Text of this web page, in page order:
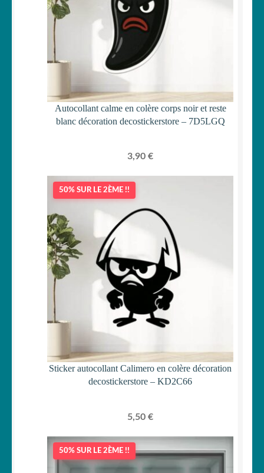
Autocollant calme en colère corps noir et reste
blanc décoration decostickerstore – 7D5LGQ
3,90 €
50% SUR LE 2ÈME !!
Sticker autocollant Calimero en colère décoration
decostickerstore – KD2C66
5,50 €
50% SUR LE 2ÈME !!